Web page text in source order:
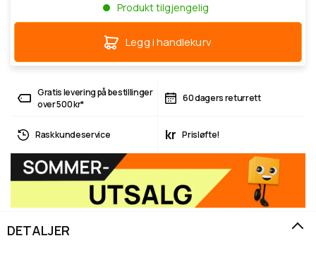
Produkt tilgjengelig
Legg i handlekurv
Gratis levering på bestillinger
over 500 kr*
60 dagers returrett
Rask kundeservice kr Prisløfte!
DETALJER